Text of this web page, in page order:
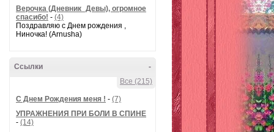
Верочка (Дневник_Девы), огромное
спасибо! - (4)
Поздравляю с Днем рождения ,
Ниночка! (Arnusha)
-
Ссылки
Все (215)
С Днем Рождения меня ! - (7)
УПРАЖНЕНИЯ ПРИ БОЛИ В СПИНЕ
- (14)